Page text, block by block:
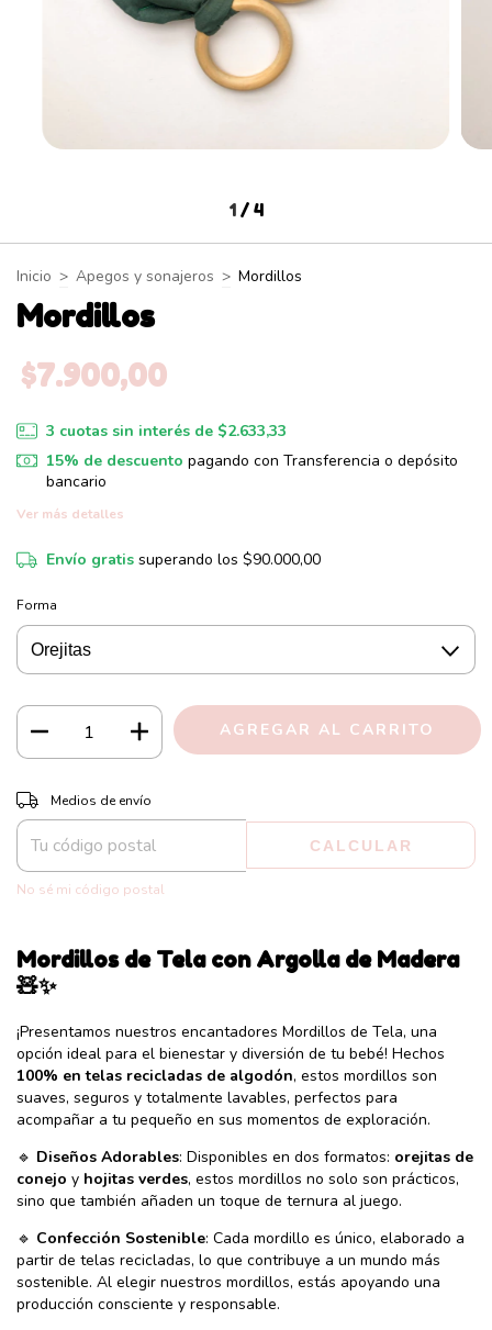
1 / 4
Inicio > Apegos y sonajeros > Mordillos
Mordillos
$7.900,00
3 cuotas sin interés de $2.633,33
15% de descuento pagando con Transferencia o depósito
bancario
Ver más detalles
Envío gratis superando los $90.000,00
Forma
Entregas para el CP:
Medios de envío
CALCULAR
No sé mi código postal
Mordillos de Tela con Argolla de Madera
🧸✨
¡Presentamos nuestros encantadores Mordillos de Tela, una
opción ideal para el bienestar y diversión de tu bebé! Hechos
100% en telas recicladas de algodón, estos mordillos son
suaves, seguros y totalmente lavables, perfectos para
acompañar a tu pequeño en sus momentos de exploración.
🔹 Diseños Adorables: Disponibles en dos formatos: orejitas de
conejo y hojitas verdes, estos mordillos no solo son prácticos,
sino que también añaden un toque de ternura al juego.
🔹 Confección Sostenible: Cada mordillo es único, elaborado a
partir de telas recicladas, lo que contribuye a un mundo más
sostenible. Al elegir nuestros mordillos, estás apoyando una
producción consciente y responsable.